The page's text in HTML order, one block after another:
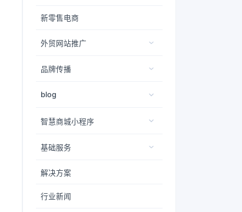
新零售电商
外贸网站推广
品牌传播
blog
智慧商城小程序
基础服务
解决方案
行业新闻